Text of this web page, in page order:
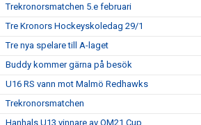
Trekronorsmatchen 5.e februari
Tre Kronors Hockeyskoledag 29/1
Tre nya spelare till A-laget
Buddy kommer gärna på besök
U16 RS vann mot Malmö Redhawks
Trekronorsmatchen
Hanhals U13 vinnare av OM21 Cup